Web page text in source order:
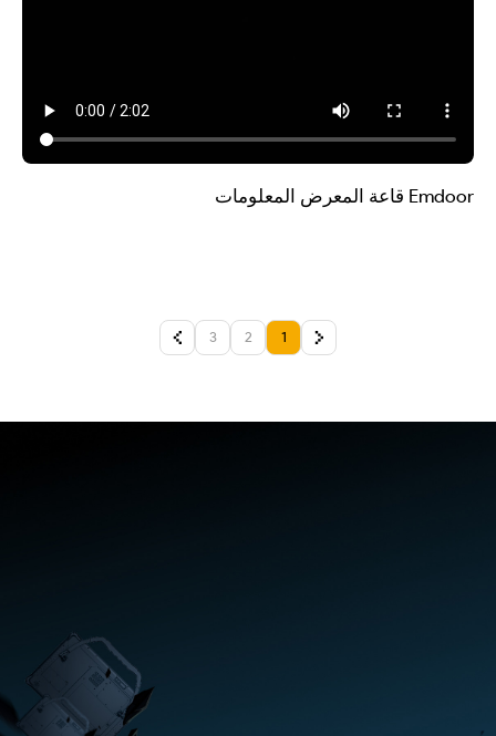
Emdoor قاعة المعرض المعلومات
1
2
3